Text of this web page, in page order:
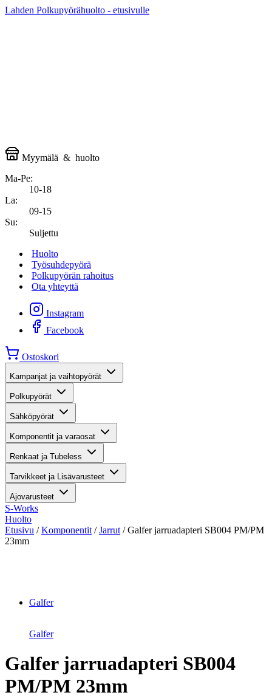
Lahden Polkupyörähuolto - etusivulle
Myymälä & huolto
Ma-Pe:
10-18
La:
09-15
Su:
Suljettu
Huolto
Työsuhdepyörä
Polkupyörän rahoitus
Ota yhteyttä
Instagram
Facebook
Ostoskori
Kampanjat ja vaihtopyörät
Polkupyörät
Sähköpyörät
Komponentit ja varaosat
Renkaat ja Tubeless
Tarvikkeet ja Lisävarusteet
Ajovarusteet
S-Works
Huolto
Etusivu /Komponentit /Jarrut / Galfer jarruadapteri SB004 PM/PM
23mm
Galfer
Galfer
Galfer jarruadapteri SB004
PM/PM 23mm